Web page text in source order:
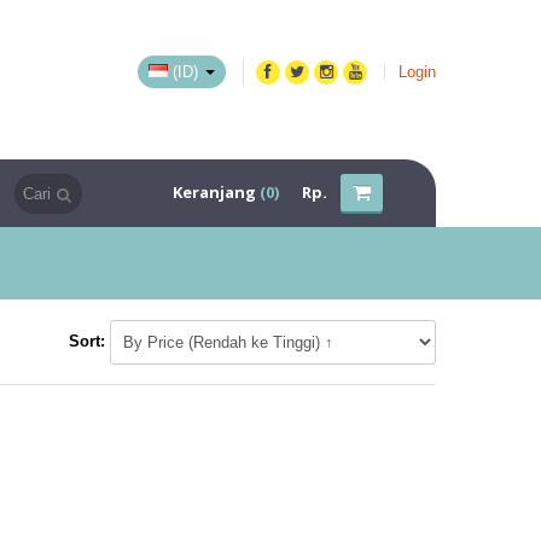
(ID) Login
Keranjang (0) Rp.
Sort: